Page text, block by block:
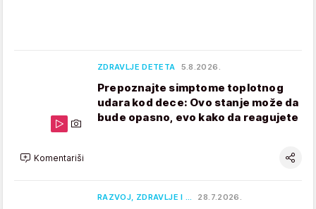
ZDRAVLJE DETETA 5.8.2026.
Prepoznajte simptome toplotnog
udara kod dece: Ovo stanje može da
bude opasno, evo kako da reagujete
Komentariši
RAZVOJ, ZDRAVLJE I … 28.7.2026.